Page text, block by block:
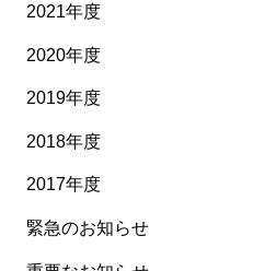
2021年度
2020年度
2019年度
2018年度
2017年度
緊急のお知らせ